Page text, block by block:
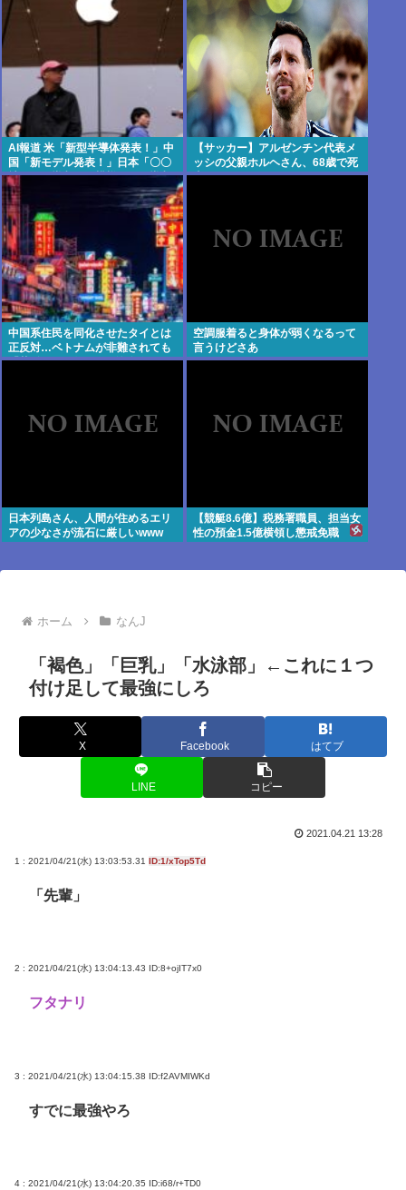
AI報道 米「新型半導体発表！」中
国「新モデル発表！」日本「〇〇
社がAIを導入した模様！AIを導入
しました！」 これ
【サッカー】アルゼンチン代表メ
ッシの父親ホルヘさん、68歳で死
去
中国系住民を同化させたタイとは
正反対…ベトナムが非難されても
「華僑100万人」を国外追放した
空調服着ると身体が弱くなるって
言うけどさあ
日本列島さん、人間が住めるエリ
アの少なさが流石に厳しいwww
【競艇8.6億】税務署職員、担当女
性の預金1.5億横領し懲戒免職
ホーム なんJ
「褐色」「巨乳」「水泳部」←これに１つ
付け足して最強にしろ
X Facebook はてブ
LINE コピー
2021.04.21 13:28
1 : 2021/04/21(水) 13:03:53.31 ID:1/xTop5Td
「先輩」
2 : 2021/04/21(水) 13:04:13.43 ID:8+ojIT7x0
フタナリ
3 : 2021/04/21(水) 13:04:15.38 ID:f2AVMIWKd
すでに最強やろ
4 : 2021/04/21(水) 13:04:20.35 ID:i68/r+TD0